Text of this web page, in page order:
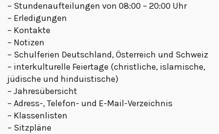
– Stundenaufteilungen von 08:00 – 20:00 Uhr
– Erledigungen
– Kontakte
– Notizen
– Schulferien Deutschland, Österreich und Schweiz
– interkulturelle Feiertage (christliche, islamische,
jüdische und hinduistische)
– Jahresübersicht
– Adress-, Telefon- und E-Mail-Verzeichnis
– Klassenlisten
– Sitzpläne